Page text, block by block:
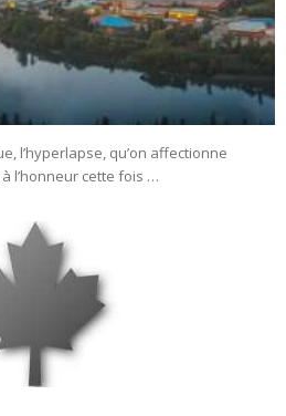
l’hyperlapse, qu’on affectionne
l’honneur cette fois …